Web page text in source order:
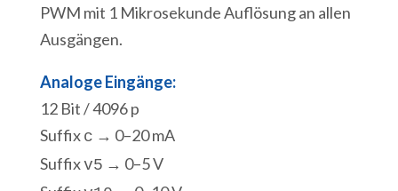
PWM mit 1 Mikrosekunde Auflösung an allen
Ausgängen.
Analoge Eingänge:
12 Bit / 4096 p
Suffix c → 0–20 mA
Suffixv5 → 0–5 V